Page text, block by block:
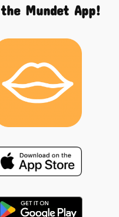
Mundet App!